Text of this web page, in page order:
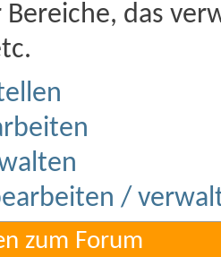
Bereiche, das
/
zum Forum